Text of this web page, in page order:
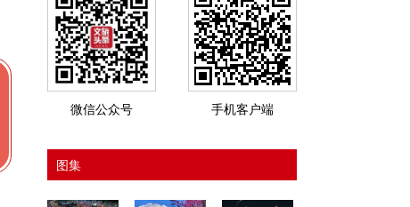
微信公众号 手机客户端
图集